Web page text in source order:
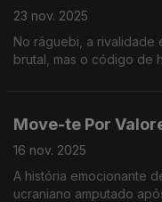
23 nov. 2025
No râguebi, a
brutal, mas o código de
Move-te Por
16 nov. 2025
A história emocionante
ucraniano amputado